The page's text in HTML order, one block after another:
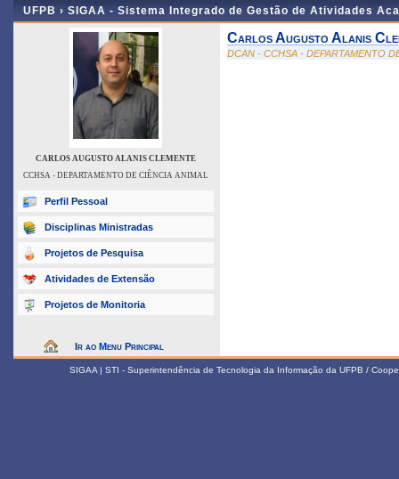
UFPB › SIGAA - Sistema Integrado de Gestão de Atividades
CARLOS AUGUSTO ALANIS CLEMENTE
CCHSA - DEPARTAMENTO DE CIÊNCIA ANIMAL
Perfil Pessoal
Disciplinas Ministradas
Projetos de Pesquisa
Atividades de Extensão
Projetos de Monitoria
Ir ao Menu Principal
Carlos Augusto Alanis
DCAN - CCHSA - DEPARTAMENTO
SIGAA | STI - Superintendência de Tecnologia da Informação da UFPB /